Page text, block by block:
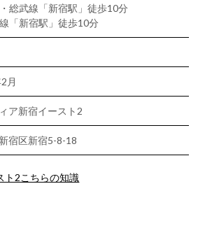
総武線「新宿駅」徒歩10分
「新宿駅」徒歩10分
月
ア新宿イースト2
宿区新宿5-8-18
ト2こちらの知識